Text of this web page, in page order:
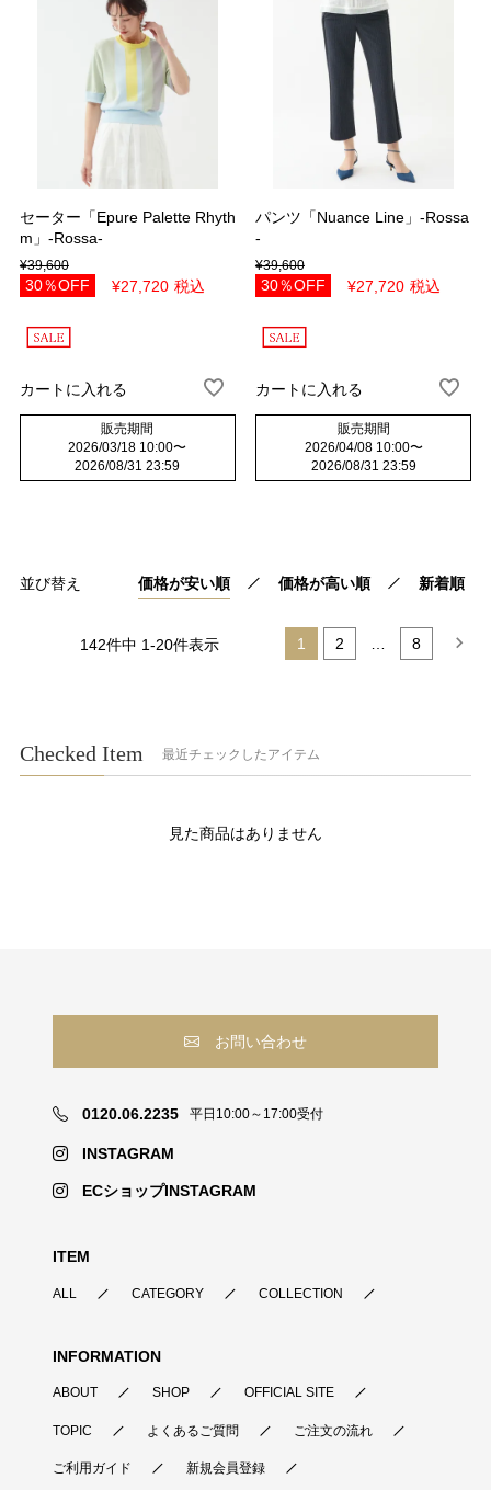
セーター「Epure Palette Rhyth
m」-Rossa-
¥39,600
30％OFF ¥27,720 税込
カートに入れる
販売期間
2026/03/18 10:00〜
2026/08/31 23:59
パンツ「Nuance Line」-Rossa
-
¥39,600
30％OFF ¥27,720 税込
カートに入れる
販売期間
2026/04/08 10:00〜
2026/08/31 23:59
並び替え 価格が安い順 価格が高い順 新着順
142件中 1-20件表示 1 2 8
Checked Item 最近チェックしたアイテム
見た商品はありません
お問い合わせ
0120.06.2235 平日10:00～17:00受付
INSTAGRAM
ECショップINSTAGRAM
ITEM
ALL CATEGORY COLLECTION
INFORMATION
ABOUT SHOP OFFICIAL SITE
TOPIC よくあるご質問 ご注文の流れ
ご利用ガイド 新規会員登録